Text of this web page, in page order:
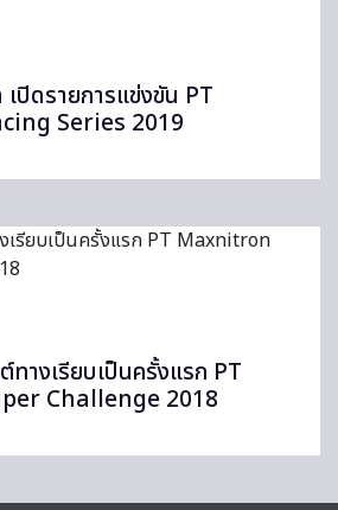
ดรายการแข่งขัน PT
Series 2019
างเรียบเป็นครั้งแรก PT
Challenge 2018